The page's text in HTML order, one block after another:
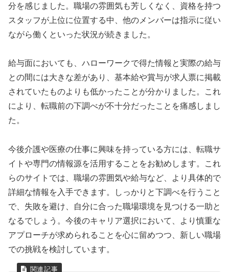
分を感じました。職場の雰囲気も芳しくなく、資格を持つ
スタッフが上位に位置する中、他のメンバーは指示に従い
ながら働くといった状況が続きました。
給与面においても、ハローワークで得た情報と実際の給与
との間には大きな差があり、基本給や賞与が求人票に掲載
されていたものよりも低かったことが分かりました。これ
により、転職前の下調べが不十分だったことを痛感しまし
た。
今後介護や医療の仕事に興味を持っている方には、転職サ
イトや専門の情報源を活用することをお勧めします。これ
らのサイトでは、職場の雰囲気や給与など、より具体的で
詳細な情報を入手できます。しっかりと下調べを行うこと
で、失敗を避け、自分に合った職場環境を見つける一助と
なるでしょう。今後のキャリア選択において、より慎重な
アプローチが求められることを心に留めつつ、新しい職場
での挑戦を検討しています。